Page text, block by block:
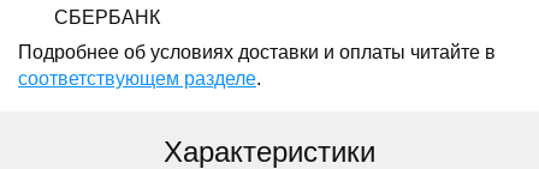
СБЕРБАНК
Подробнее об условиях доставки и оплаты читайте в
соответствующем разделе.
Характеристики